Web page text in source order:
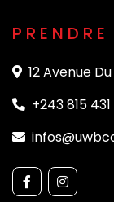
12 Avenue
+243 815 431